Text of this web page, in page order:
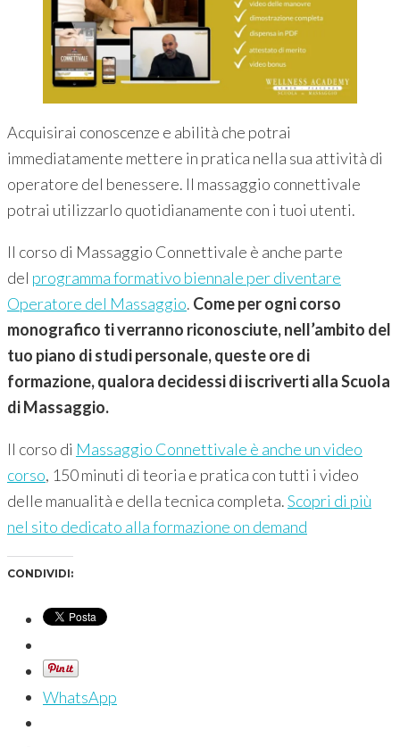
Acquisirai conoscenze e abilità che potrai
immediatamente mettere in pratica nella sua attività di
operatore del benessere. Il massaggio connettivale
potrai utilizzarlo quotidianamente con i tuoi utenti.
Il corso di Massaggio Connettivale è anche parte
del programma formativo biennale per diventare
Operatore del Massaggio. Come per ogni corso
monografico ti verranno riconosciute, nell’ambito del
tuo piano di studi personale, queste ore di
formazione, qualora decidessi di iscriverti alla Scuola
di Massaggio.
Il corso di Massaggio Connettivale è anche un video
corso, 150 minuti di teoria e pratica con tutti i video
delle manualità e della tecnica completa.Scopri di più
nel sito dedicato alla formazione on demand
CONDIVIDI:
WhatsApp